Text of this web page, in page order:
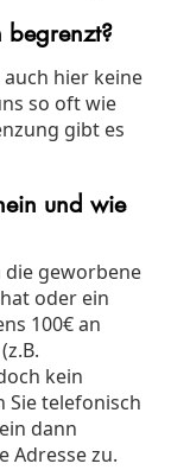
begrenzt?
hier keine
so oft wie
gibt es
und wie
die geworbene
oder ein
100€ an
kein
Sie telefonisch
dann
Adresse zu.